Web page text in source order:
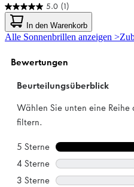
5.0 (1)
5.0
von
5
Sternen.
Bewertung
In den Warenkorb
Alle Sonnenbrillen anzeigen >